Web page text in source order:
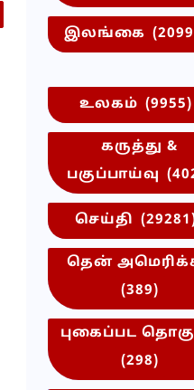
இலங்கை
உலகம் (9955)
கருத்து &
பகுப்பாய்வு
செய்தி
தென்
(389)
புகைப்பட
(298)